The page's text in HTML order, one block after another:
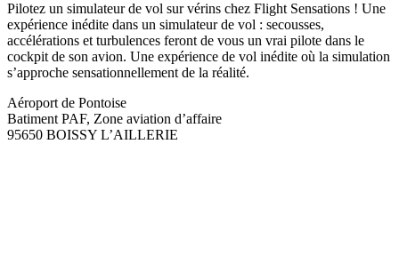
Pilotez un simulateur de vol sur vérins chez Flight Sensations ! Une
expérience inédite dans un simulateur de vol : secousses,
accélérations et turbulences feront de vous un vrai pilote dans le
cockpit de son avion. Une expérience de vol inédite où la simulation
s’approche sensationnellement de la réalité.
Aéroport de Pontoise
Batiment PAF, Zone aviation d’affaire
95650 BOISSY L’AILLERIE